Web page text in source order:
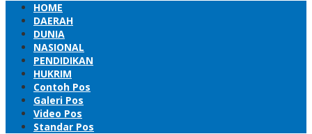
HOME
DAERAH
DUNIA
NASIONAL
PENDIDIKAN
HUKRIM
Contoh Pos
Galeri Pos
Video Pos
Standar Pos